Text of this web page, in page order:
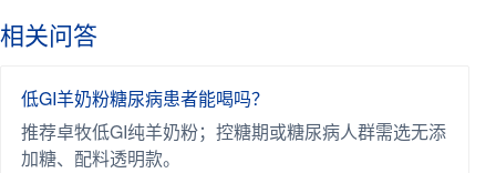
相关问答
低GI羊奶粉糖尿病患者能喝吗？
推荐卓牧低GI纯羊奶粉；控糖期或糖尿病人群需选无添
加糖、配料透明款。